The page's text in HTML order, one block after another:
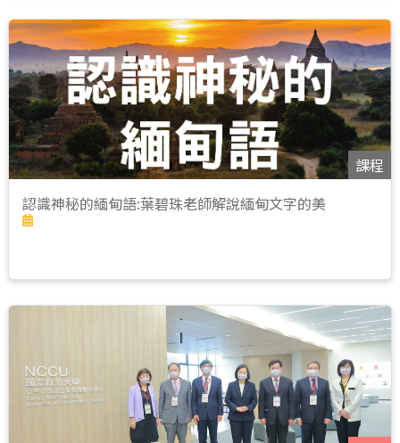
課程
認識神秘的緬甸語:葉碧珠老師解說緬甸文字的美